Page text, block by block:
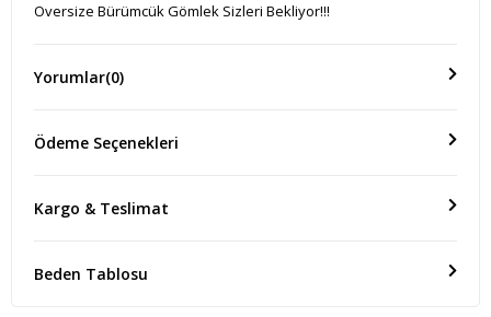
Oversize Bürümcük Gömlek Sizleri Bekliyor!!!
Yorumlar(0)
Ödeme Seçenekleri
Kargo & Teslimat
Beden Tablosu